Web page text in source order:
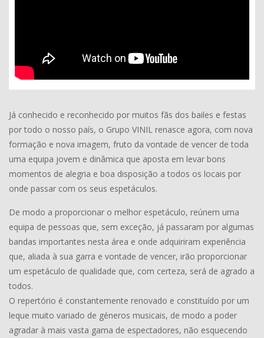
Já conhecido e reconhecido por muitos fãs dos bailes e festas
por todo o nosso país, o Grupo VINIL renasce agora, com nova
formação e nova imagem, fruto da vontade de vencer de toda
uma equipa jovem e dinâmica que aposta em levar bons
momentos de alegria e boa disposição a todos os locais por
onde passar com os seus espetáculos.
De modo a proporcionar o melhor espetáculo, reúnem uma
equipa de pessoas que, sem exceção, já passaram por algumas
bandas importantes nesta área e onde adquiriram experiência
que, aliada à sua garra e vontade de vencer, irão proporcionar
um espetáculo de qualidade que, com certeza, será de agrado a
todos.
O repertório é constantemente renovado e constituído por um
leque muito variado de géneros musicais, de modo a poder
agradar à mais vasta gama de espectadores, não esquecendo